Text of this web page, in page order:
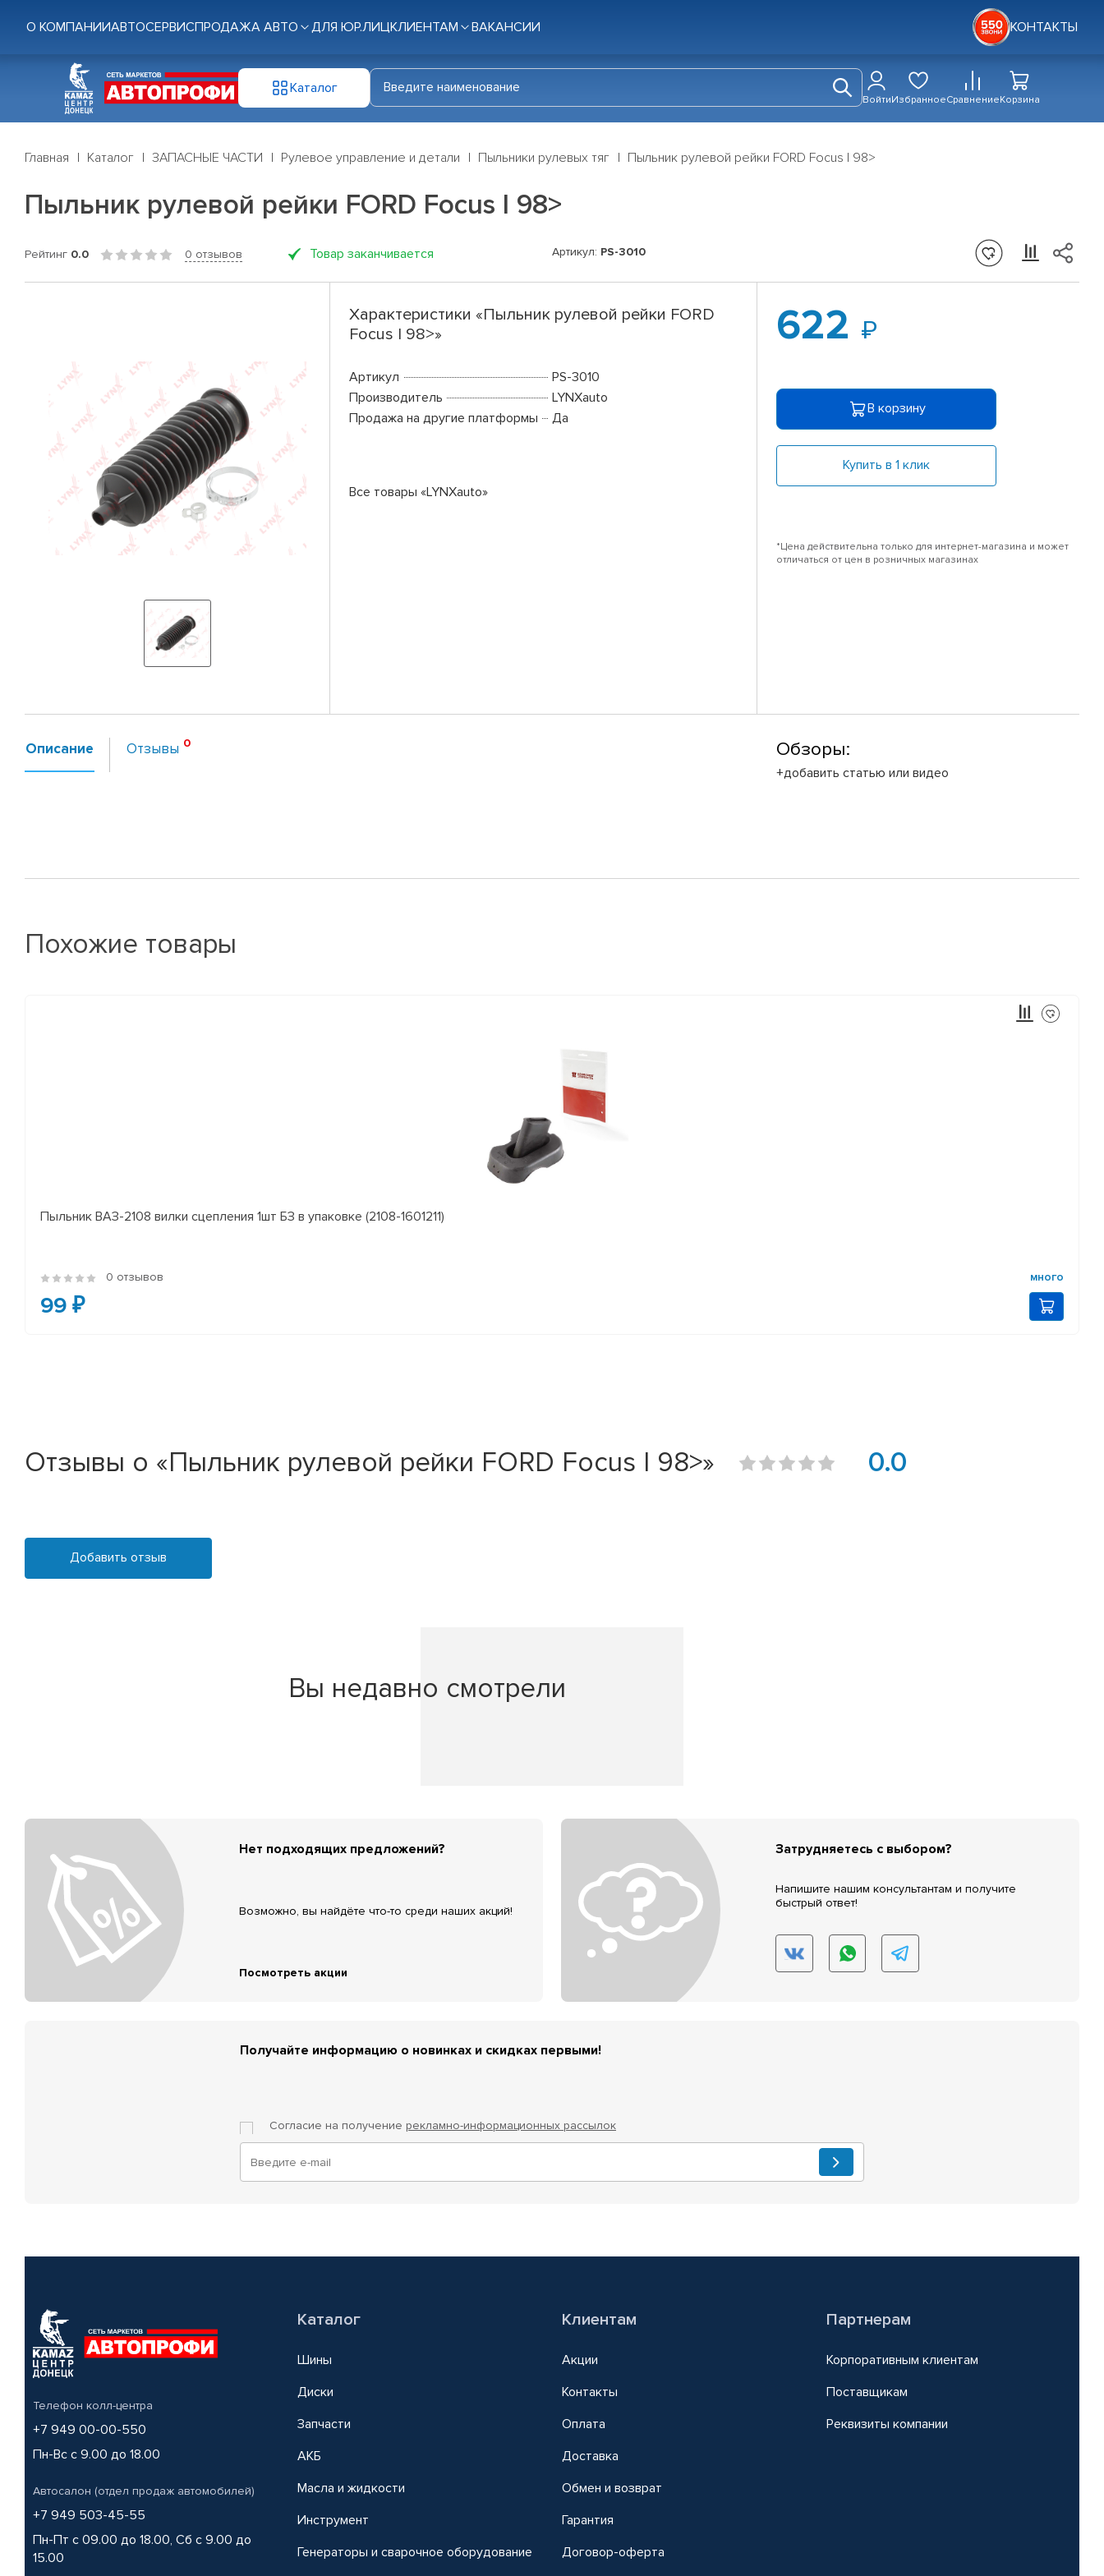
О КОМПАНИИАВТОСЕРВИСПРОДАЖА АВТО ДЛЯ ЮР.ЛИЦКЛИЕНТАМ ВАКАНСИИ КОНТАКТЫ
Каталог
ВойтиИзбранноеСравнениеКорзина
Главная Каталог ЗАПАСНЫЕ ЧАСТИ Рулевое управление и детали Пыльники рулевых тяг Пыльник рулевой рейки FORD Focus I 98>
Пыльник рулевой рейки FORD Focus I 98>
Рейтинг 0.0 0 отзывов Товар заканчивается Артикул: PS-3010
Характеристики «Пыльник рулевой рейки FORD
Focus I 98>»
Артикул
PS-3010
Производитель
LYNXauto
Продажа на другие платформы
Да
Все товары «LYNXauto»
622
В корзину
Купить в 1 клик
*Цена действительна только для интернет-магазина и может
отличаться от цен в розничных магазинах
Описание Отзывы Обзоры:
+добавить статью или видео
Похожие товары
Пыльник ВАЗ-2108 вилки сцепления 1шт БЗ в упаковке (2108-1601211)
0 отзывов много
99 ₽
Отзывы о «Пыльник рулевой рейки FORD Focus I 98>» 0.0
Добавить отзыв
Вы недавно смотрели
Нет подходящих предложений?
Возможно, вы найдёте что-то среди наших акций!
Посмотреть акции
Затрудняетесь с выбором?
Напишите нашим консультантам и получите
быстрый ответ!
Получайте информацию о новинках и скидках первыми!
Согласие на получение рекламно-информационных рассылок
Телефон колл-центра
+7 949 00-00-550
Пн-Вс с 9.00 до 18.00
Автосалон (отдел продаж автомобилей)
+7 949 503-45-55
Пн-Пт с 09.00 до 18.00, Сб с 9.00 до
15.00
Каталог
Шины
Диски
Запчасти
АКБ
Масла и жидкости
Инструмент
Генераторы и сварочное оборудование
Клиентам
Акции
Контакты
Оплата
Доставка
Обмен и возврат
Гарантия
Договор-оферта
Партнерам
Корпоративным клиентам
Поставщикам
Реквизиты компании